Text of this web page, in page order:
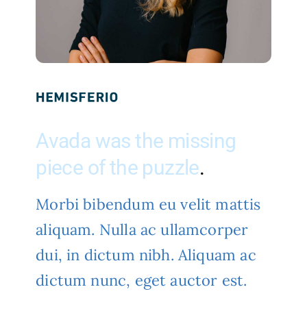
Avada was the missing
piece of the puzzle.
Morbi bibendum eu velit mattis
aliquam. Nulla ac ullamcorper
dui, in dictum nibh. Aliquam ac
dictum nunc, eget auctor est.